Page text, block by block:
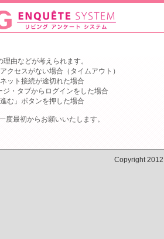
由などが考えられます。
クセスがない場合（タイムアウト）
ット接続が途切れた場合
・タブからログインをした場合
む」ボタンを押した場合
度最初からお願いいたします。
Copyright